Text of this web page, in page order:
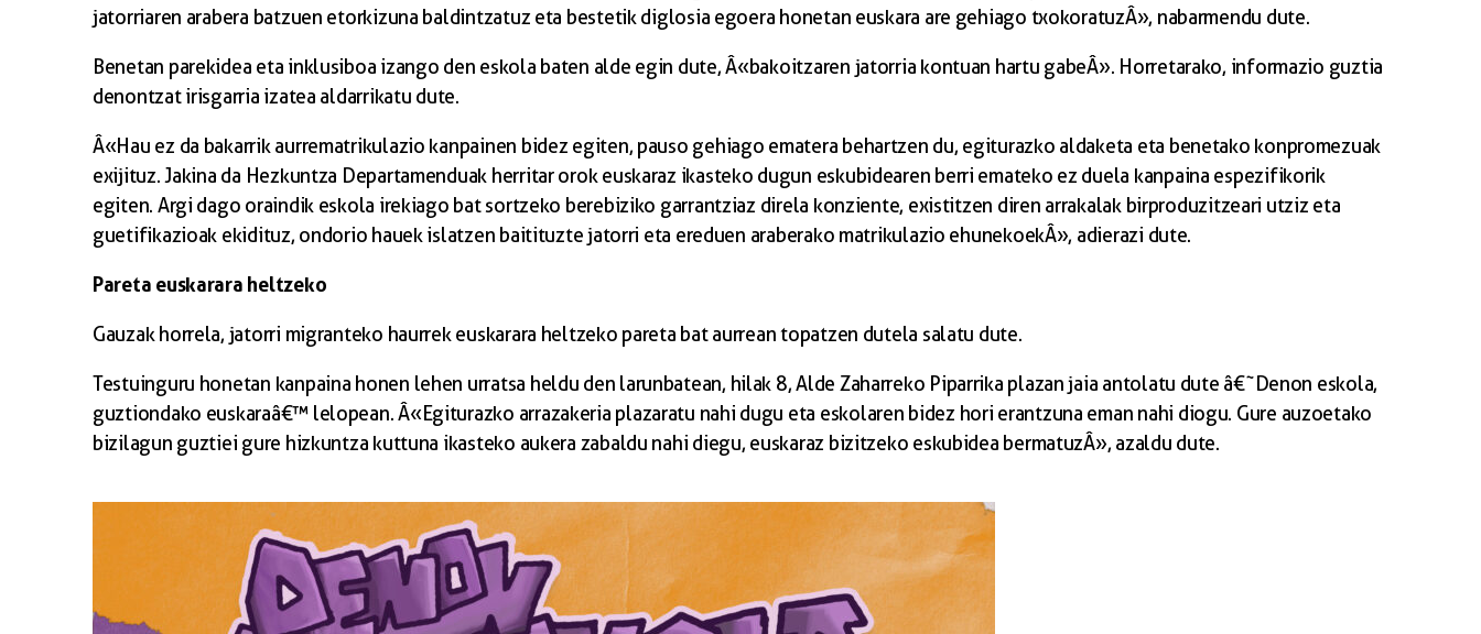
jatorriaren arabera batzuen etorkizuna baldintzatuz eta bestetik diglosia egoera honetan euskara are gehiago txokoratuzÂ», nabarmendu dute.
Benetan parekidea eta inklusiboa izango den eskola baten alde egin dute, Â«bakoitzaren jatorria kontuan hartu gabeÂ». Horretarako, informazio guztia
denontzat irisgarria izatea aldarrikatu dute.
Â«Hau ez da bakarrik aurrematrikulazio kanpainen bidez egiten, pauso gehiago ematera behartzen du, egiturazko aldaketa eta benetako konpromezuak
exijituz. Jakina da Hezkuntza Departamenduak herritar orok euskaraz ikasteko dugun eskubidearen berri emateko ez duela kanpaina espezifikorik
egiten. Argi dago oraindik eskola irekiago bat sortzeko berebiziko garrantziaz direla konziente, existitzen diren arrakalak birproduzitzeari utziz eta
guetifikazioak ekidituz, ondorio hauek islatzen baitituzte jatorri eta ereduen araberako matrikulazio ehunekoekÂ», adierazi dute.
Pareta euskarara heltzeko
Gauzak horrela, jatorri migranteko haurrek euskarara heltzeko pareta bat aurrean topatzen dutela salatu dute.
Testuinguru honetan kanpaina honen lehen urratsa heldu den larunbatean, hilak 8, Alde Zaharreko Piparrika plazan jaia antolatu dute â€˜Denon eskola,
guztiondako euskaraâ€™ lelopean. Â«Egiturazko arrazakeria plazaratu nahi dugu eta eskolaren bidez hori erantzuna eman nahi diogu. Gure auzoetako
bizilagun guztiei gure hizkuntza kuttuna ikasteko aukera zabaldu nahi diegu, euskaraz bizitzeko eskubidea bermatuzÂ», azaldu dute.